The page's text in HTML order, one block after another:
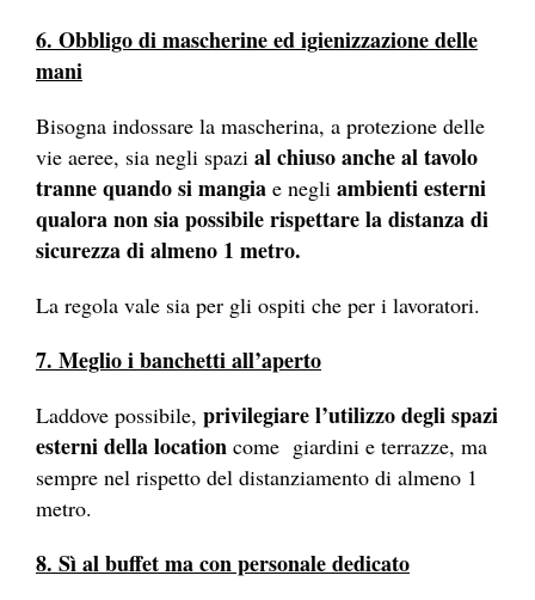
6. Obbligo di mascherine ed igienizzazione delle
mani
Bisogna indossare la mascherina, a protezione delle
vie aeree, sia negli spazi al chiuso anche al tavolo
tranne quando si mangia e negli ambienti esterni
qualora non sia possibile rispettare la distanza di
sicurezza di almeno 1 metro.
La regola vale sia per gli ospiti che per i lavoratori.
7. Meglio i banchetti all’aperto
Laddove possibile, privilegiare l’utilizzo degli spazi
esterni della location come giardini e terrazze, ma
sempre nel rispetto del distanziamento di almeno 1
metro.
8. Sì al buffet ma con personale dedicato